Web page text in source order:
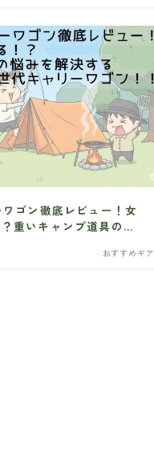
ワゴン徹底レビュー！女
重いキャンプ道具の悩
おすすめギア